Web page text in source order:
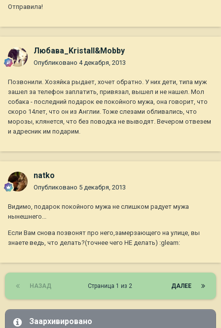
Отправила!
Любава_Kristall&Mobby
Опубликовано 4 декабря, 2013
Позвонили. Хозяйка рыдает, хочет обратно. У них дети, типа муж
зашел за телефон заплатить, привязал, вышел и не нашел. Мол
собака - последний подарок ее покойного мужа, она говорит, что
скоро 14лет, что он из Англии. Тоже слезами обливались, что
морозы, клянется, что без поводка не выводят. Вечером отвезем
и адресник им подарим.
natko
Опубликовано 5 декабря, 2013
Видимо, подарок покойного мужа не слишком радует мужа
нынешнего...
Если Вам снова позвонят про него,замерзающего на улице, вы
знаете ведь, что делать?(точнее чего НЕ делать) :gleam:
НАЗАД ДАЛЕЕ
Страница 1 из 2
Заархивировано